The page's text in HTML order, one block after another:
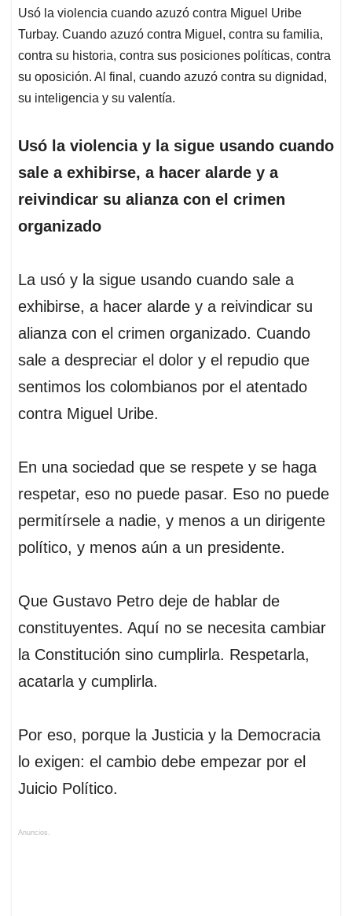
Usó la violencia cuando azuzó contra Miguel Uribe
Turbay. Cuando azuzó contra Miguel, contra su familia,
contra su historia, contra sus posiciones políticas, contra
su oposición. Al final, cuando azuzó contra su dignidad,
su inteligencia y su valentía.
Usó la violencia y la sigue usando cuando
sale a exhibirse, a hacer alarde y a
reivindicar su alianza con el crimen
organizado
La usó y la sigue usando cuando sale a
exhibirse, a hacer alarde y a reivindicar su
alianza con el crimen organizado. Cuando
sale a despreciar el dolor y el repudio que
sentimos los colombianos por el atentado
contra Miguel Uribe.
En una sociedad que se respete y se haga
respetar, eso no puede pasar. Eso no puede
permitírsele a nadie, y menos a un dirigente
político, y menos aún a un presidente.
Que Gustavo Petro deje de hablar de
constituyentes. Aquí no se necesita cambiar
la Constitución sino cumplirla. Respetarla,
acatarla y cumplirla.
Por eso, porque la Justicia y la Democracia
lo exigen: el cambio debe empezar por el
Juicio Político.
Anuncios.